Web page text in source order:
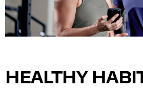
HEALTHY